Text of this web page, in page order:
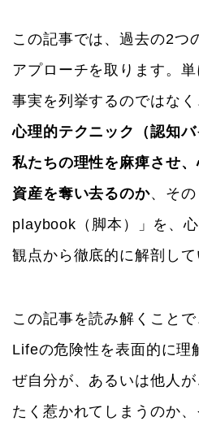
この記事では、過去の2つ
アプローチを取ります。
事実を列挙するのではな
心理的テクニック（認知バ
私たちの理性を麻痺させ
資産を奪い去るのか、そ
playbook（脚本）」を、
観点から徹底的に解剖して
この記事を読み解くこと
Lifeの危険性を表面的に理
ぜ自分が、あるいは他人
たく惹かれてしまうのか